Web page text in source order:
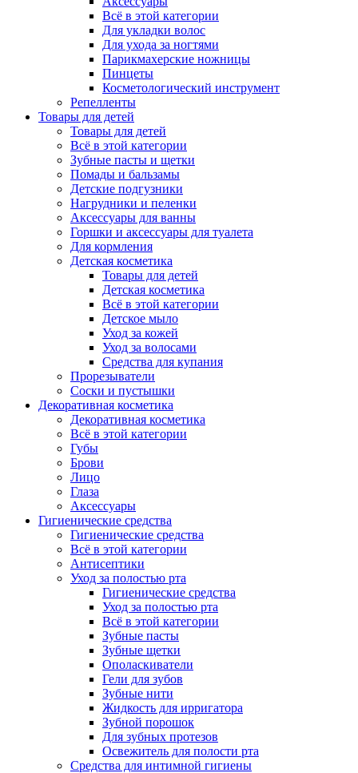
Всё в этой категории
Для укладки волос
Для ухода за ногтями
Парикмахерские ножницы
Пинцеты
Косметологический инструмент
Репелленты
Товары для детей
Товары для детей
Всё в этой категории
Зубные пасты и щетки
Помады и бальзамы
Детские подгузники
Нагрудники и пеленки
Аксессуары для ванны
Горшки и аксессуары для туалета
Для кормления
Детская косметика
Товары для детей
Детская косметика
Всё в этой категории
Детское мыло
Уход за кожей
Уход за волосами
Средства для купания
Прорезыватели
Соски и пустышки
Декоративная косметика
Декоративная косметика
Всё в этой категории
Губы
Брови
Лицо
Глаза
Аксессуары
Гигиенические средства
Гигиенические средства
Всё в этой категории
Антисептики
Уход за полостью рта
Гигиенические средства
Уход за полостью рта
Всё в этой категории
Зубные пасты
Зубные щетки
Ополаскиватели
Гели для зубов
Зубные нити
Жидкость для ирригатора
Зубной порошок
Для зубных протезов
Освежитель для полости рта
Средства для интимной гигиены